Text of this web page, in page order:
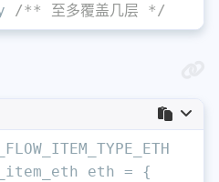
/** 至多覆盖几层 */
eth = {